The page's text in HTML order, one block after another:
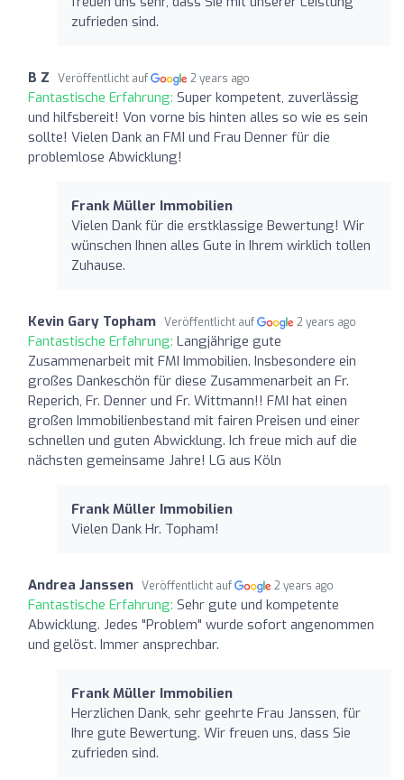
zufrieden sind.
B Z Veröffentlicht auf 2 years ago
Fantastische Erfahrung: Super kompetent, zuverlässig
und hilfsbereit! Von vorne bis hinten alles so wie es sein
sollte! Vielen Dank an FMI und Frau Denner für die
problemlose Abwicklung!
Frank Müller Immobilien
Vielen Dank für die erstklassige Bewertung! Wir
wünschen Ihnen alles Gute in Ihrem wirklich tollen
Zuhause.
Kevin Gary Topham Veröffentlicht auf 2 years ago
Fantastische Erfahrung: Langjährige gute
Zusammenarbeit mit FMI Immobilien. Insbesondere ein
großes Dankeschön für diese Zusammenarbeit an Fr.
Reperich, Fr. Denner und Fr. Wittmann!! FMI hat einen
großen Immobilienbestand mit fairen Preisen und einer
schnellen und guten Abwicklung. Ich freue mich auf die
nächsten gemeinsame Jahre! LG aus Köln
Frank Müller Immobilien
Vielen Dank Hr. Topham!
Andrea Janssen Veröffentlicht auf 2 years ago
Fantastische Erfahrung: Sehr gute und kompetente
Abwicklung. Jedes "Problem" wurde sofort angenommen
und gelöst. Immer ansprechbar.
Frank Müller Immobilien
Herzlichen Dank, sehr geehrte Frau Janssen, für
Ihre gute Bewertung. Wir freuen uns, dass Sie
zufrieden sind.